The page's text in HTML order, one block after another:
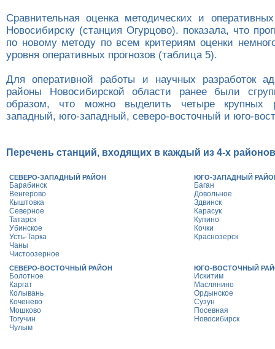
Сравнительная оценка методических и
Новосибирску (станция Огурцово). показала, что
по новому методу по всем критериям оценки
уровня оперативных прогнозов (таблица 5).
Для оперативной работы и научных разработок
районы Новосибирской области ранее были
образом, что можно выделить четыре крупных
западный, юго-западный, северо-восточный и юго-
Перечень станций, входящих в каждый из 4-х
СЕВЕРО-ЗАПАДНЫЙ РАЙОН
Барабинск
Венгерово
Кыштовка
Северное
Татарск
Убинское
Усть-Тарка
Чаны
Чистоозерное
ЮГО-ЗАПАДНЫЙ
Баган
Довольное
Здвинск
Карасук
Купино
Кочки
Краснозерск
СЕВЕРО-ВОСТОЧНЫЙ РАЙОН
Болотное
Каргат
Колывань
Коченево
Мошково
Тогучин
Чулым
ЮГО-ВОСТОЧНЫЙ
Искитим
Маслянино
Ордынское
Сузун
Посевная
Новосибирск